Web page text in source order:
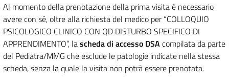
Al momento della prenotazione della prima visita è necessario
avere con sé, oltre alla richiesta del medico per “COLLOQUIO
PSICOLOGICO CLINICO CON QD DISTURBO SPECIFICO DI
APPRENDIMENTO”, lascheda di accesso DSAcompilata da parte
del Pediatra/MMG che esclude le patologie indicate nella stessa
scheda, senza la quale la visita non potrà essere prenotata.